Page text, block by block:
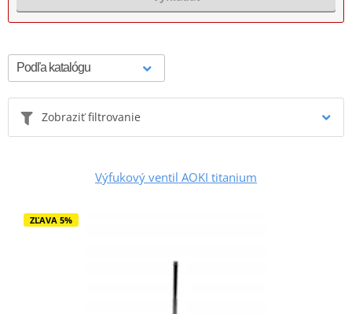
Zobraziť filtrovanie
Výfukový ventil AOKI titanium
ZĽAVA 5%